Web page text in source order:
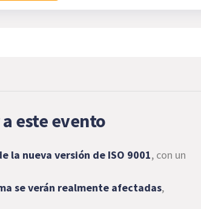
este evento
la nueva versión de ISO 9001, con un
se verán realmente afectadas,